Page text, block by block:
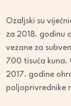
Ozaljski su
za 2018. godinu
vezane za
700 tisuća kuna.
2017. godine
poljoprivrednike